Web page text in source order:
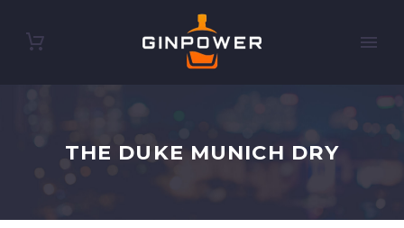
THE DUKE MUNICH DRY